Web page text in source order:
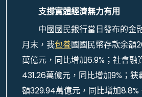
支撐實體經濟無力有用
中國國民銀行當日發布的金
月末，我包養國國民幣存款余額
萬億元，同比增加6.9%；社會融
431.26萬億元，同比增加9%；
額329.94萬億元，同比增加8.8%